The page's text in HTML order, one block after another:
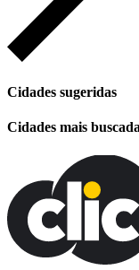
Cidades sugeridas
Cidades mais